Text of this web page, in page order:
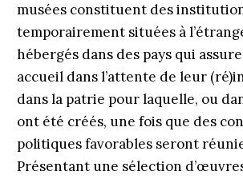
musées constituent des
temporairement situées à
hébergés dans des pays qui
accueil dans l’attente de leur
dans la patrie pour laquelle, ou
ont été créés, une fois que des
politiques favorables seront
Présentant une sélection